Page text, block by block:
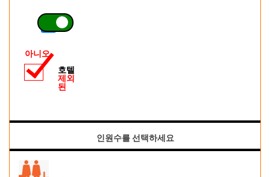
아니오
호텔
제외
된
인원수를 선택하세요